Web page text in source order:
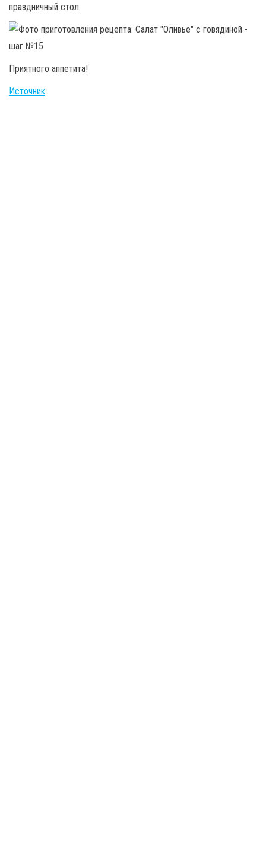
праздничный стол.
Приятного аппетита!
Источник